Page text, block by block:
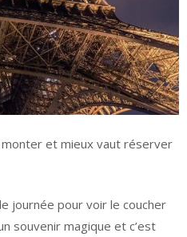
et mieux vaut réserver
journée pour voir le coucher
souvenir magique et c’est